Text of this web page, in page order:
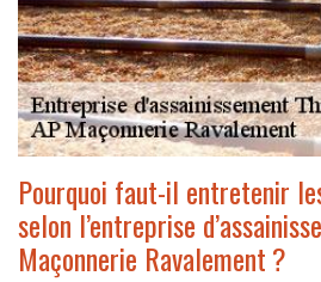
Pourquoi faut-il entretenir
selon l’entreprise
Maçonnerie Ravalement ?